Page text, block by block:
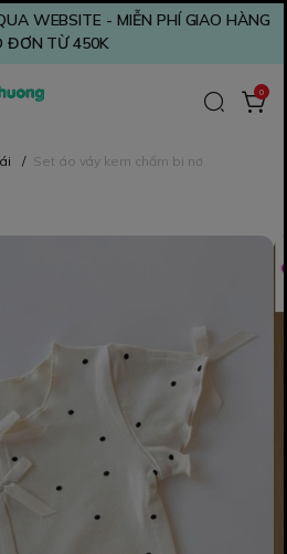
WEBSITE - MIỄN PHÍ GIAO HÀNG
ĐƠN TỪ 450K
0
/ Set áo váy kem chấm bi nơ